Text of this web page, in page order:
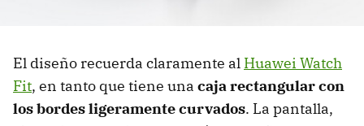
El diseño recuerda claramente al Huawei Watch
Fit, en tanto que tiene una caja rectangular con
los bordes ligeramente curvados. La pantalla,